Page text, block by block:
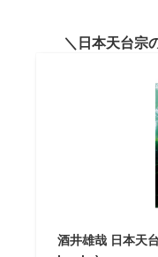
日本天台宗
酒井雄哉 日本天